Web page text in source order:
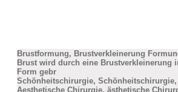
Brustformung, Brustverkleinerung
Brust wird durch eine Brustverkleinerung
Form gebr
Schönheitschirurgie,
Aesthetische Chirurgie, ästhetische